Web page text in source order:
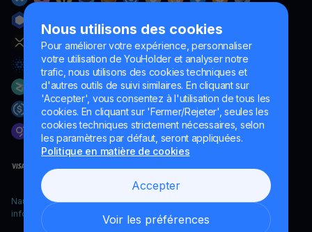
Nous utilisons des cookies
Pour améliorer votre expérience, personnaliser
votre utilisation de YouHolder et analyser notre
trafic, nous utilisons des cookies techniques et
d'autres outils de suivi similaires. En cliquant sur
'Accepter', vous consentez à l'utilisation de tous les
cookies. En cliquant sur 'Fermer/Rejeter', seules les
cookies techniques strictement nécessaires, selon
les paramètres par défaut, seront appliquées.
Politique en matière de cookies
Accepter
Voir les préférences
Naumard LTD. – uniquement à des fins de développement
informatique, de recherche et de marketing